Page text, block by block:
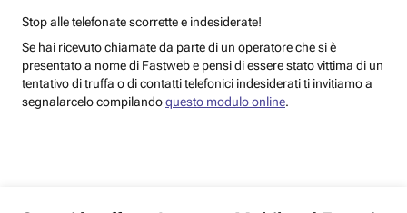
Stop alle telefonate scorrette e indesiderate!
Se hai ricevuto chiamate da parte di un operatore che si è
presentato a nome di Fastweb e pensi di essere stato vittima di un
tentativo di truffa o di contatti telefonici indesiderati ti invitiamo a
segnalarcelo compilandoquesto modulo online.